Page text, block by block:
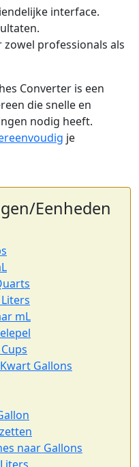
interface.
professionals als
Converter is een
die snelle en
nodig heeft.
je
Eenheden
mL
Gallons
naar Gallons